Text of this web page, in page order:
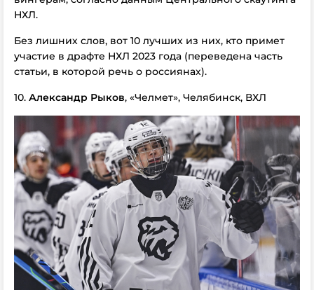
НХЛ.
Без лишних слов, вот 10 лучших из них, кто примет
участие в драфте НХЛ 2023 года (переведена часть
статьи, в которой речь о россиянах).
10. Александр Рыков, «Челмет», Челябинск, ВХЛ